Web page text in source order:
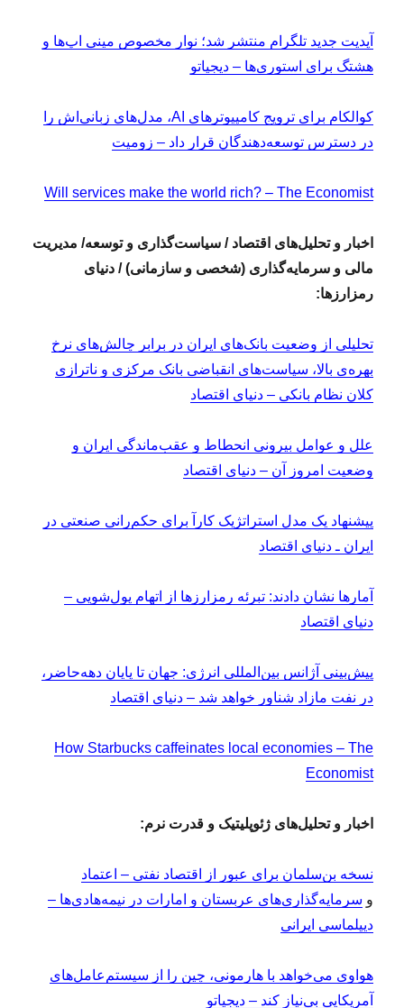
آپدیت جدید تلگرام منتشر شد؛ نوار مخصوص مینی اپ‌ها و
هشتگ برای استوری‌ها – دیجیاتو
کوالکام برای ترویج کامپیوترهای AI، مدل‌های زبانی‌اش را
در دسترس توسعه‌دهندگان قرار داد – زومیت
Will services make the world rich? – The Economist
اخبار و تحلیل‌های اقتصاد / سیاست‌گذاری و توسعه/ مدیریت
مالی و سرمایه‌گذاری (شخصی و سازمانی) / دنیای
رمزارزها:
تحلیلی از وضعیت بانک‌های ایران در برابر چالش‌های نرخ
بهره‌ی بالا، سیاست‌های انقباضی بانک مرکزی و ناترازی
کلان نظام بانکی – دنیای اقتصاد
علل و عوامل بیرونی انحطاط و عقب‌ماندگی ایران و
وضعیت امروز آن – دنیای اقتصاد
پیشنهاد یک مدل استراتژیک کارآ برای حکم‌رانی صنعتی در
ایران ـ دنیای اقتصاد
آمارها نشان دادند: تبرئه رمزارزها از اتهام پول‌شویی –
دنیای اقتصاد
پیش‌بینی آژانس بین‌المللی انرژی: جهان تا پایان دهه‌حاضر،
در نفت مازاد شناور خواهد شد – دنیای اقتصاد
How Starbucks caffeinates local economies – The
Economist
اخبار و تحلیل‌های ژئوپلیتیک و قدرت نرم:
نسخه بن‌سلمان برای عبور از اقتصاد نفتی – اعتماد
و سرمایه‌گذاری‌های عربستان و امارات در نیمه‌هادی‌ها –
دیپلماسی ایرانی
هواوی می‌خواهد با هارمونی، چین را از سیستم‌عامل‌های
آمریکایی بی‌نیاز کند – دیجیاتو